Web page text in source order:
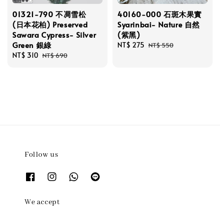
01321-790 不凋雪松
(日本花柏) Preserved
Sawara Cypress- Silver
Green 銀綠
Sale
NT$ 310 Regular
NT$ 690
40160-000 石斑木果實
Syarinbai- Nature 自然
(紫黑)
Sale
NT$ 275 Regular
NT$ 550
Follow us
We accept